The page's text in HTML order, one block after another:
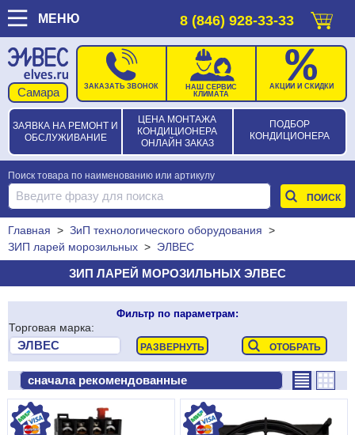
МЕНЮ 8 (846) 928-33-33
ЗАЯВКА НА РЕМОНТ И
ОБСЛУЖИВАНИЕ
ЦЕНА МОНТАЖА
КОНДИЦИОНЕРА
ОНЛАЙН ЗАКАЗ
ПОДБОР
КОНДИЦИОНЕРА
ЗАКАЗАТЬ ЗВОНОК
НАШ СЕРВИС
КЛИМАТА
АКЦИИ И СКИДКИ
Поиск товара по наименованию или артикулу
Главная > ЗиП технологического оборудования >
ЗИП ларей морозильных > ЭЛВЕС
ЗИП ЛАРЕЙ МОРОЗИЛЬНЫХ ЭЛВЕС
Фильтр по параметрам:
Торговая марка: